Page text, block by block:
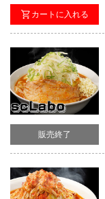
カートに入れる
販売終了